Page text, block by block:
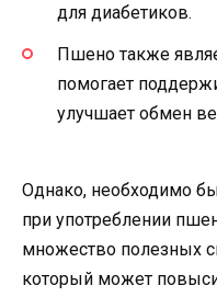
для диабетиков.
Пшено также
помогает
улучшает обмен
Однако, необходимо
при употреблении
множество полезных
который может